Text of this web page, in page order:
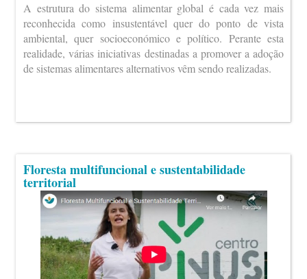
A estrutura do sistema alimentar global é cada vez mais
reconhecida como insustentável quer do ponto de vista
ambiental, quer socioeconómico e político. Perante esta
realidade, várias iniciativas destinadas a promover a adoção
de sistemas alimentares alternativos vêm sendo realizadas.
Floresta multifuncional e sustentabilidade
territorial